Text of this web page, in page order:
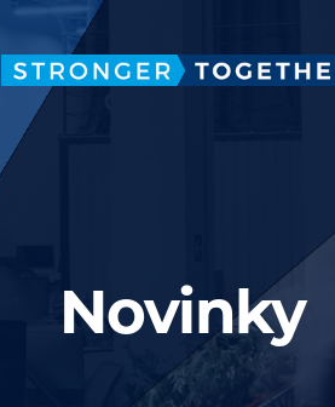
Novinky